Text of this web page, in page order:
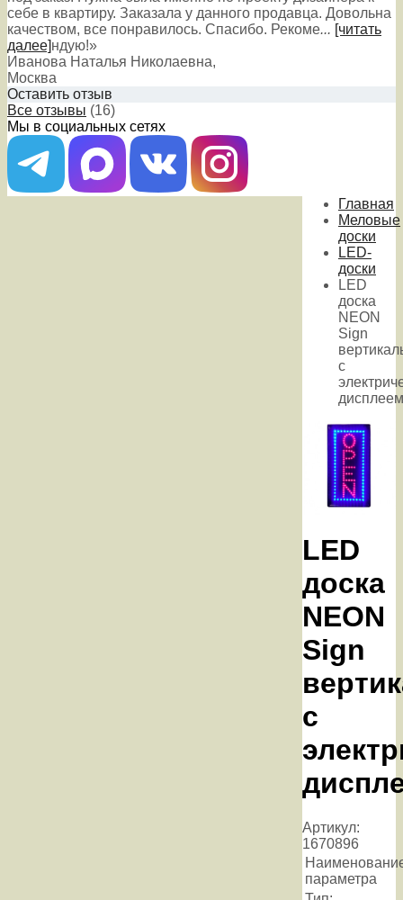
себе в квартиру. Заказала у данного продавца. Довольна
качеством, все понравилось. Спасибо. Рекоме... [читать
далее]ндую!»
Иванова Наталья Николаевна,
Москва
Оставить отзыв
Все отзывы (16)
Мы в социальных сетях
Главная
Меловые
доски
LED-
доски
LED
доска
NEON
Sign
с
дисплеем
LED
доска
NEON
Sign
с
Артикул:
1670896
параметра